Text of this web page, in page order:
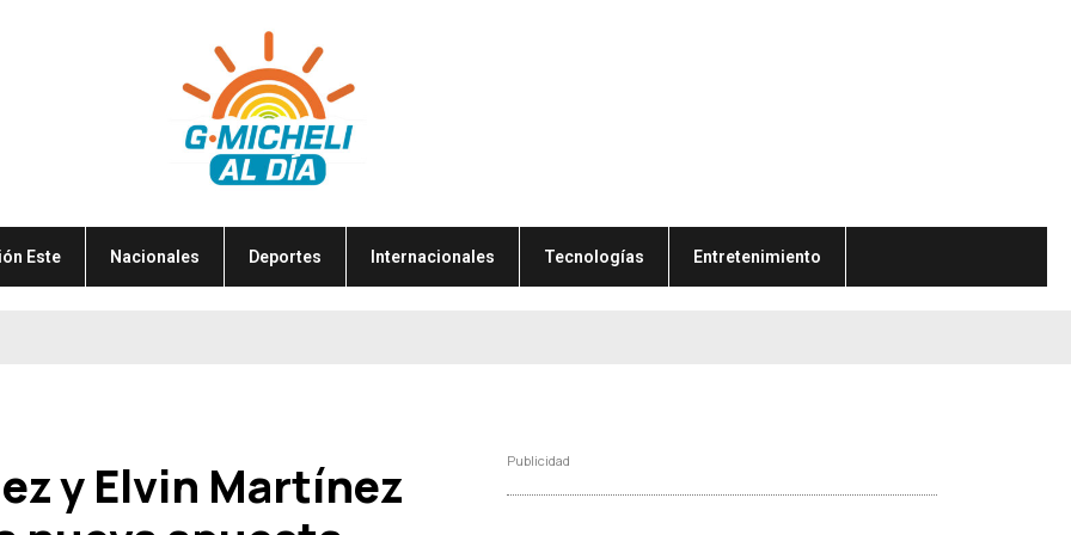
Este Nacionales Deportes Internacionales Tecnologías Entretenimiento
y Elvin Martínez
Publicidad